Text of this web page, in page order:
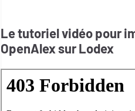
Le tutoriel vidéo pour
OpenAlex sur Lodex